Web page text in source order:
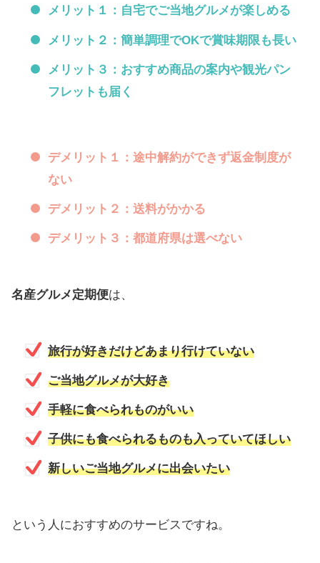
メリット１：自宅でご当地グルメが楽しめる
メリット２：簡単調理でOKで賞味期限も長い
メリット３：おすすめ商品の案内や観光パン
フレットも届く
デメリット１：途中解約ができず返金制度が
ない
デメリット２：送料がかかる
デメリット３：都道府県は選べない
名産グルメ定期便は、
旅行が好きだけどあまり行けていない
ご当地グルメが大好き
手軽に食べられものがいい
子供にも食べられるものも入っていてほしい
新しいご当地グルメに出会いたい
という人におすすめのサービスですね。